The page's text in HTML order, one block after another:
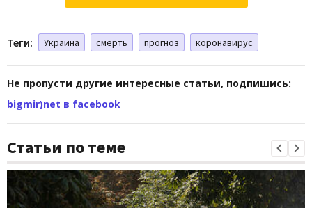
Теги: Украина смерть прогноз коронавирус
Не пропусти другие интересные статьи, подпишись:
bigmir)net в facebook
Статьи по теме